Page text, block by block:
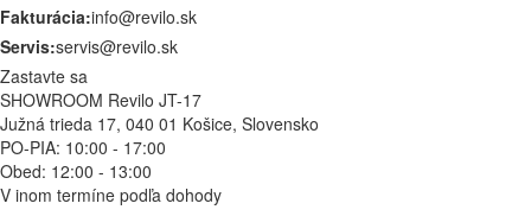
Fakturácia:info@revilo.sk
Servis:servis@revilo.sk
Zastavte sa
SHOWROOM Revilo JT-17
Južná trieda 17, 040 01 Košice, Slovensko
PO-PIA: 10:00 - 17:00
Obed: 12:00 - 13:00
V inom termíne podľa dohody